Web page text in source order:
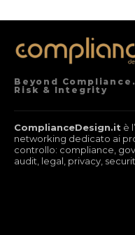
Beyond
Risk & Integrity
ComplianceDesign.it è
networking dedicato ai
controllo: compliance,
audit, legal, privacy,